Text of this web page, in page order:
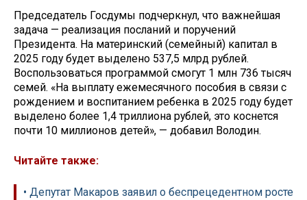
Председатель Госдумы подчеркнул, что важнейшая
задача — реализация посланий и поручений
Президента. На материнский (семейный) капитал в
2025 году будет выделено 537,5 млрд рублей.
Воспользоваться программой смогут 1 млн 736 тысяч
семей. «На выплату ежемесячного пособия в связи с
рождением и воспитанием ребенка в 2025 году будет
выделено более 1,4 триллиона рублей, это коснется
почти 10 миллионов детей», — добавил Володин.
Читайте также:
• Депутат Макаров заявил о беспрецедентном росте